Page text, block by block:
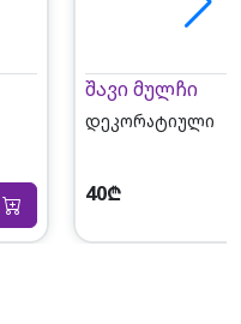
შავი მულჩი
დეკორატიული
40₾